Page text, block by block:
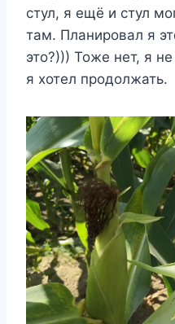
стул, я ещё и стул
там. Планировал я
это?))) Тоже нет, я
я хотел продолжать.